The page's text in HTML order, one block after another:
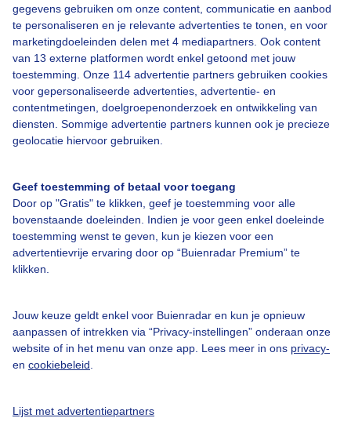
gegevens gebruiken om onze content, communicatie en aanbod
te personaliseren en je relevante advertenties te tonen, en voor
marketingdoeleinden delen met 4 mediapartners. Ook content
van 13 externe platformen wordt enkel getoond met jouw
toestemming. Onze 114 advertentie partners gebruiken cookies
voor gepersonaliseerde advertenties, advertentie- en
contentmetingen, doelgroepenonderzoek en ontwikkeling van
diensten. Sommige advertentie partners kunnen ook je precieze
geolocatie hiervoor gebruiken.
Geef toestemming of betaal voor toegang
Door op "Gratis" te klikken, geef je toestemming voor alle
bovenstaande doeleinden. Indien je voor geen enkel doeleinde
toestemming wenst te geven, kun je kiezen voor een
advertentievrije ervaring door op “Buienradar Premium” te
klikken.
Jouw keuze geldt enkel voor Buienradar en kun je opnieuw
aanpassen of intrekken via “Privacy-instellingen” onderaan onze
website of in het menu van onze app. Lees meer in ons privacy-
en cookiebeleid
Lijst met advertentiepartners
Een moment geduld aub...
Bedrijfsgegevens
Veelgestelde vragen
Contact
Gebruikersvoorwaarden
Adverteren
Buienradar Team
Cookie beleid